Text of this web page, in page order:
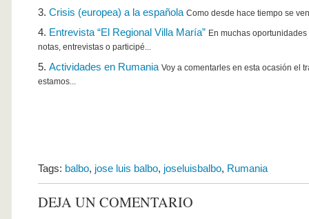
Crisis (europea) a la española Como desde hace tiempo se
Entrevista “El Regional Villa María” En muchas
notas, entrevistas o participé...
Actividades en Rumania Voy a comentarles en esta ocasión el
estamos...
Tags: balbo, jose luis balbo, joseluisbalbo, Rumania
DEJA UN COMENTARIO